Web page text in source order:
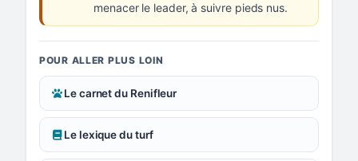
menacer le leader, à suivre pieds nus.
POUR ALLER PLUS LOIN
Le carnet du Renifleur
Le lexique du turf